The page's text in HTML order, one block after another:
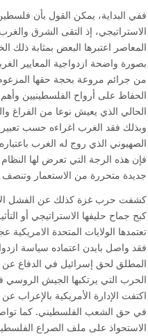
ففي البداية، يمكن القول بأن
الاستراتيجي، إذ التقى الشرق
المعاصر اعتبرها البعض بمثابة ذلك
بصورة واضحة ازدواجية المعايير
من جرائم مروعة بحجة حقها
الحفاظ على أرواح الفلسطينيين
الحالي الذي يعيش نوعا من الفراغ
وبذلك فقد الغرب اغراءه حسب تعبير
الصهيوني الذي روج له الغرب
فإن هذه الرجة التي تعرض لها
جديدة متحررة من الاستعمار وتنصف
كشفت حرب غزة كذلك عن الفشل
كبح جماح حليفها الاستراتيجي أو
تعتمدها الولايات المتحدة
فقد واصل بايدن اعتماده سياسة
المطلق لحق إسرائيل في الدفاع عن
الحرب التي يرتكبها الجيش
اكتفت الإدارة الأمريكية بالإعراب
في حق الشعب الفلسطيني. كما تواصل
الاستحواذ على ملف الصراع